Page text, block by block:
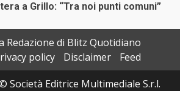
a Grillo: “Tra noi punti comuni”
Redazione di Blitz Quotidiano
policy Disclaimer
Feed
Società Editrice Multimediale S.r.l.